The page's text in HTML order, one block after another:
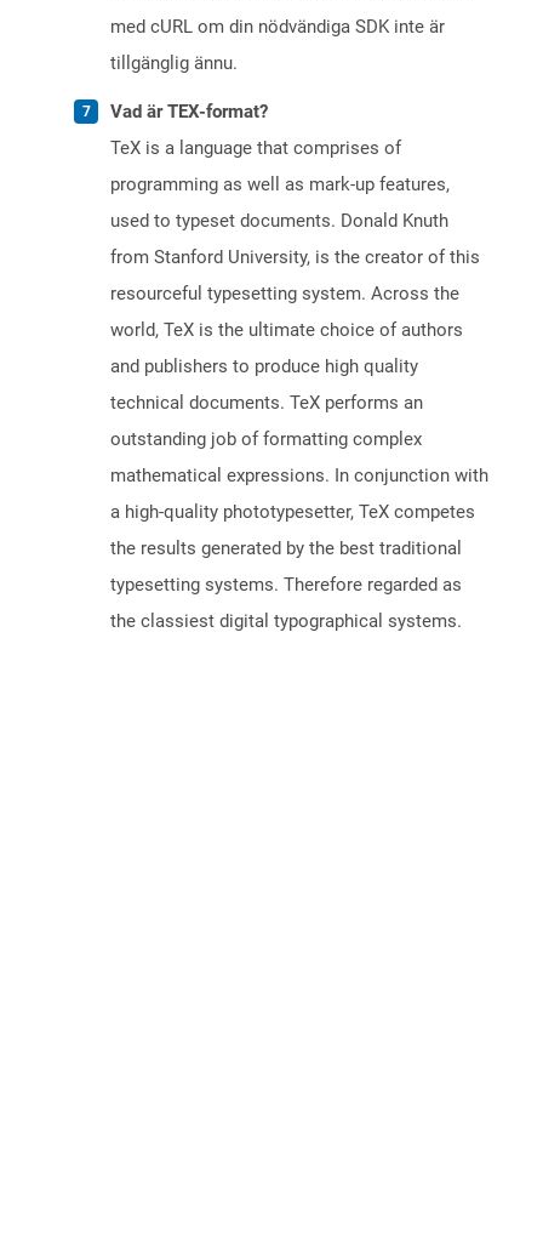
med cURL om din nödvändiga SDK inte är
tillgänglig ännu.
Vad är TEX-format?
TeX is a language that comprises of
programming as well as mark-up features,
used to typeset documents. Donald Knuth
from Stanford University, is the creator of this
resourceful typesetting system. Across the
world, TeX is the ultimate choice of authors
and publishers to produce high quality
technical documents. TeX performs an
outstanding job of formatting complex
mathematical expressions. In conjunction with
a high-quality phototypesetter, TeX competes
the results generated by the best traditional
typesetting systems. Therefore regarded as
the classiest digital typographical systems.